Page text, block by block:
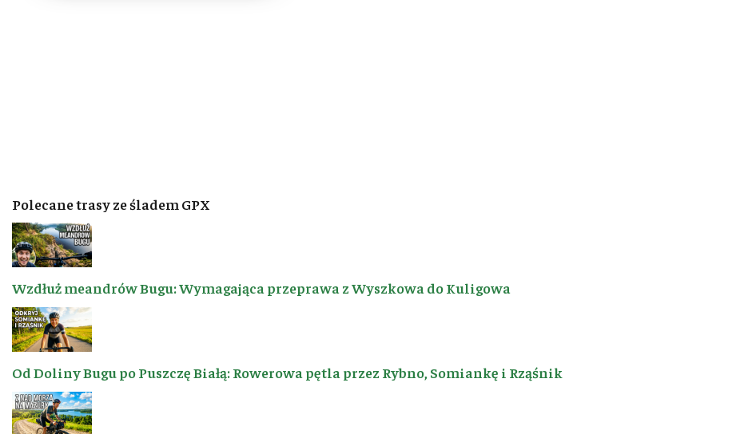
Polecane trasy ze śladem GPX
Wzdłuż meandrów Bugu: Wymagająca przeprawa z Wyszkowa do Kuligowa
Od Doliny Bugu po Puszczę Białą: Rowerowa pętla przez Rybno, Somiankę i Rząśnik